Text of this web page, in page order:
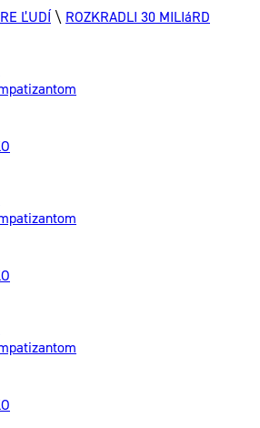
ĽUDÍ \ ROZKRADLI 30 MILIáRD